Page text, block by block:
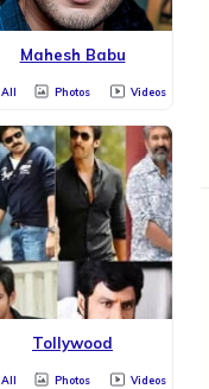
Mahesh Babu
All Photos Videos
Tollywood
All Photos Videos